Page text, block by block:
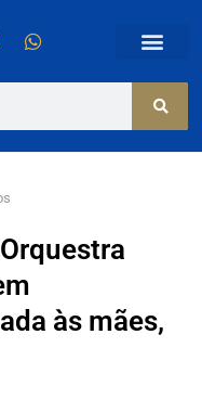
às mães,